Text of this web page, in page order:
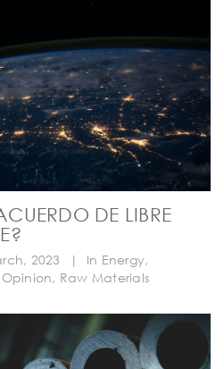
DE LIBRE
2023 | In Energy,
Opinion, Raw Materials